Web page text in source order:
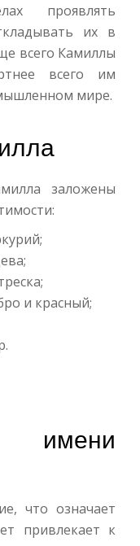
проявлять
их в
всего Камиллы
всего им
мире.
заложены
и красный;
имени
что означает
привлекает к